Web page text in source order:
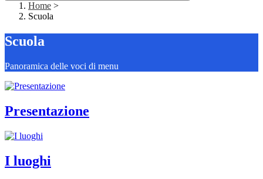
Home >
Scuola
Scuola
Panoramica delle voci di menu
Presentazione
I luoghi